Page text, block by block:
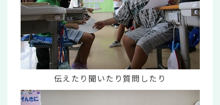
伝えたり聞いたり質問したり